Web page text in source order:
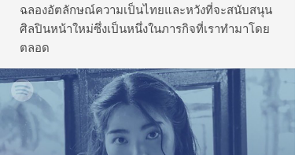
ฉลองอัตลักษณ์ความเป็นไทยและหวังที่จะสนับสนุน
ศิลปินหน้าใหม่ซึ่งเป็นหนึ่งในภารกิจที่เราทำมาโดย
ตลอด